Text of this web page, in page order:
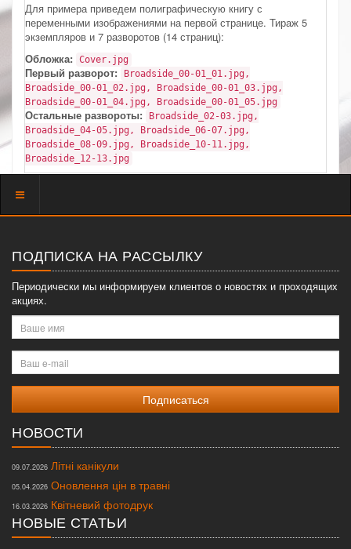
Для примера приведем полиграфическую книгу с
переменными изображениями на первой странице. Тираж 5
экземпляров и 7 разворотов (14 страниц):
Обложка: Cover.jpg
Первый разворот:
Broadside_00-01_01.jpg,
Broadside_00-01_02.jpg, Broadside_00-01_03.jpg,
Broadside_00-01_04.jpg, Broadside_00-01_05.jpg
Остальные развороты:
Broadside_02-03.jpg,
Broadside_04-05.jpg, Broadside_06-07.jpg,
Broadside_08-09.jpg, Broadside_10-11.jpg,
Broadside_12-13.jpg
Показать
ПОДПИСКА НА РАССЫЛКУ
Периодически мы информируем клиентов о новостях и проходящих
акциях.
Ваше
имя
Ваш
e-
mail
НОВОСТИ
09.07.2026 Літні канікули
05.04.2026 Оновлення цін в травні
16.03.2026 Квітневий фотодрук
НОВЫЕ СТАТЬИ